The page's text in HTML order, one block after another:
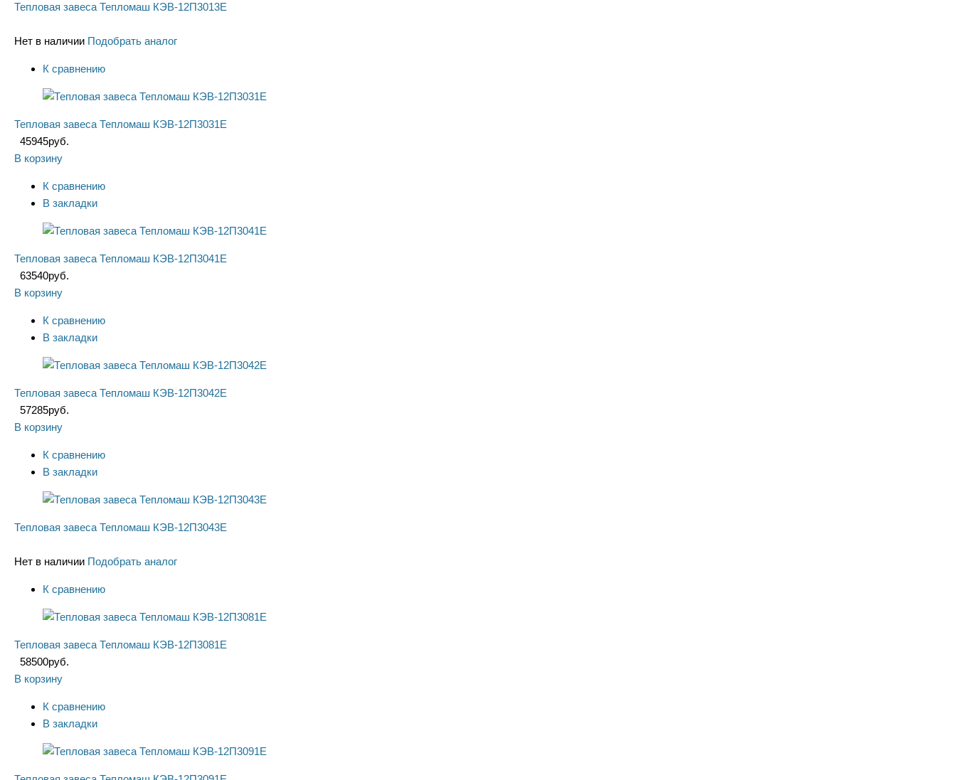
Тепловая завеса Тепломаш КЭВ-12П3013Е
Нет в наличии Подобрать аналог
К сравнению
Тепловая завеса Тепломаш КЭВ-12П3031Е
45945руб.
В корзину
К сравнению
В закладки
Тепловая завеса Тепломаш КЭВ-12П3041Е
63540руб.
В корзину
К сравнению
В закладки
Тепловая завеса Тепломаш КЭВ-12П3042Е
57285руб.
В корзину
К сравнению
В закладки
Тепловая завеса Тепломаш КЭВ-12П3043Е
Нет в наличии Подобрать аналог
К сравнению
Тепловая завеса Тепломаш КЭВ-12П3081Е
58500руб.
В корзину
К сравнению
В закладки